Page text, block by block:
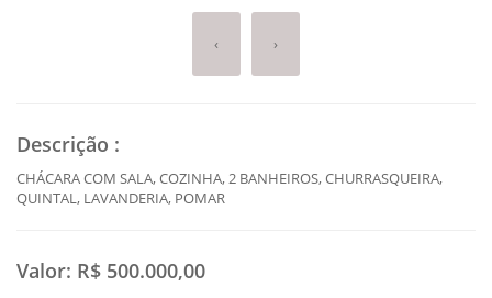
‹ ›
Descrição :
CHÁCARA COM SALA, COZINHA, 2 BANHEIROS, CHURRASQUEIRA,
QUINTAL, LAVANDERIA, POMAR
Valor: R$ 500.000,00